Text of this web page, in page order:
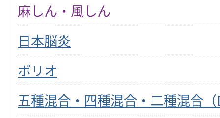
麻しん・風しん
日本脳炎
ポリオ
五種混合・四種混合・二種混合（